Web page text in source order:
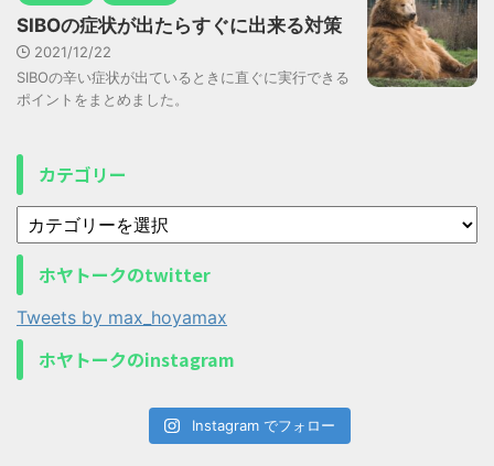
SIBOの症状が出たらすぐに出来る対策
2021/12/22
SIBOの辛い症状が出ているときに直ぐに実行できる
ポイントをまとめました。
カテゴリー
ホヤトークのtwitter
Tweets by max_hoyamax
ホヤトークのinstagram
Instagram でフォロー